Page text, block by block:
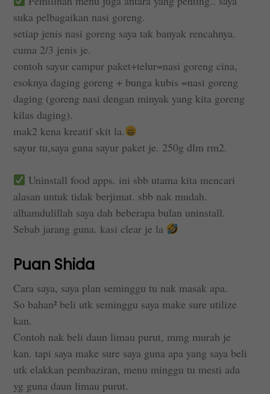
suka pelbagaikan nasi goreng.
setiap jenis nasi goreng saya tak banyak rencahnya.
cuma 2/3 jenis je.
contoh sayur campur paket+telur=nasi goreng cina,
esoknya daging goreng + bunga kubis =nasi goreng
daging (goreng nasi dengan minyak yang kita goreng
kilas daging).
mak2 kena kreatif skit la.
sayur tu,saya guna sayur paket je. 250g dlm rm2.
Uninstall food apps. ini sbb utama kita mencari
alasan untuk tidak berjimat. sbb nak mudah.
alhamdulillah saya dah beberapa bulan uninstall.
Sebab jarang guna. kasi clear je la
Puan Shida
Cara saya, saya plan seminggu tu nak masak apa.
So bahan² beli utk seminggu saya make sure utilize
kan.
Contoh nak beli daun limau purut, mmg murah je
kan. tapi saya make sure saya guna apa yang saya beli
utk elakkan pembaziran, menu minggu tu mesti ada
yg guna daun limau purut.